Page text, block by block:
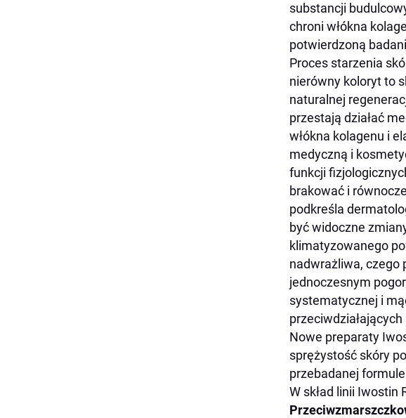
substancji
chroni włókna
potwierdzoną
Proces starzenia
nierówny koloryt to
naturalnej
przestają działać
włókna kolagenu i
medyczną i
funkcji
brakować i
podkreśla
być widoczne
klimatyzowanego
nadwrażliwa, czego
jednoczesnym
systematycznej i
Nowe preparaty
sprężystość skóry
przebadanej
W skład linii Iwostin